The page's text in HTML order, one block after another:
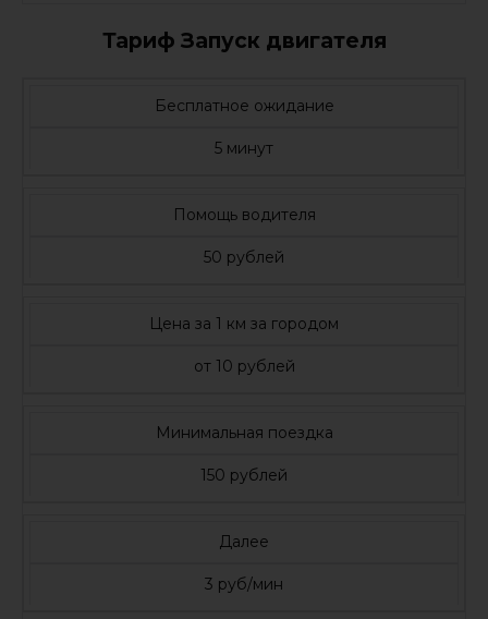
Тариф Запуск двигателя
Бесплатное ожидание
5 минут
Помощь водителя
50 рублей
Цена за 1 км за городом
от 10 рублей
Минимальная поездка
150 рублей
Далее
3 руб/мин